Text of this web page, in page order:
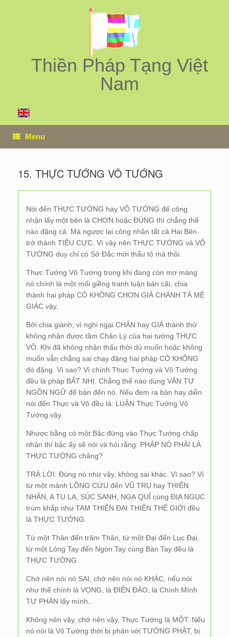
Thiền Pháp Tạng Việt
Nam
Menu
15. THỰC TƯỚNG VÔ TƯỚNG
Nói đến THỰC TƯỚNG hay VÔ TƯỚNG để công
nhận lấy một bên là CHƠN hoặc ĐÚNG thì chẳng thể
nào đặng cả. Mà ngược lại công nhận tất cả Hai Bên
trở thành TIÊU CỰC. Vì vậy nên THỰC TƯỚNG và VÔ
TƯỚNG duy chỉ có Sở Đắc mới thấu tỏ mà thôi.
Thực Tướng Vô Tướng trong khi đang còn mơ màng
nó chính là một mối giềng tranh luận bàn cãi, chia
thành hai pháp CÓ KHÔNG CHƠN GIẢ CHÁNH TÀ MÊ
GIÁC vậy.
Bởi chia giành, vì nghi ngại CHÂN hay GIẢ thành thử
không nhận được tầm Chân Lý của hai tướng THỰC
VÔ. Khi đã không nhận thấu thời dù muốn hoặc không
muốn vẫn chẳng sai chạy đặng hai pháp CÓ KHÔNG
đó đặng. Vì sao? Vì chính Thực Tướng và Vô Tướng
đều là pháp BẤT NHỊ. Chẳng thể nào dùng VĂN TỰ
NGÔN NGỮ để bàn đến nó. Nếu đem ra bàn hay diễn
nói đến Thực và Vô đều là: LUẬN Thực Tướng Vô
Tướng vậy.
Nhược bằng có một Bậc đứng vào Thực Tướng chấp
nhận thì bậc ấy sẽ nói và hỏi rằng: PHÁP NÓ PHẢI LÀ
THỰC TƯỚNG chăng?
TRẢ LỜI: Đúng nó như vậy, không sai khác. Vì sao? Vì
từ một mảnh LÔNG CỪU đến VŨ TRỤ hay THIÊN
NHÂN, A TU LA, SÚC SANH, NGẠ QUỈ cùng ĐỊA NGỤC
trùm khắp như TAM THIÊN ĐẠI THIÊN THẾ GIỚI đều
là THỰC TƯỚNG.
Từ một Thân đến trăm Thân, từ một Đại đến Lục Đại,
từ một Lóng Tay đến Ngón Tay cùng Bàn Tay đều là
THỰC TƯỚNG.
Chớ nên nói nó SAI, chớ nên nói nó KHÁC, nếu nói
như thế chính là VỌNG, là ĐIÊN ĐẢO, là Chính Mình
TỰ PHẢN lấy mình..
Không nên vậy, chớ nên vậy, Thực Tướng là MỘT. Nếu
nó nói là Vô Tướng thời bị phản với TƯỚNG PHẬT, bị